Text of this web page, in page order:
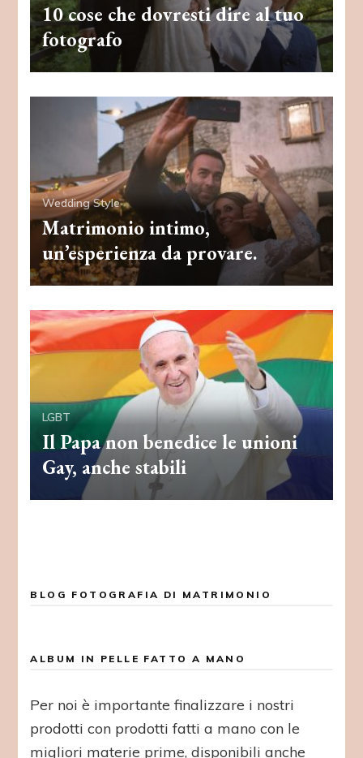
10 cose che dovresti dire al tuo
fotografo
Wedding Style
Matrimonio intimo,
un’esperienza da provare.
LGBT
Il Papa non benedice le unioni
Gay, anche stabili
BLOG FOTOGRAFIA DI MATRIMONIO
ALBUM IN PELLE FATTO A MANO
Per noi è importante finalizzare i nostri
prodotti con prodotti fatti a mano con le
migliori materie prime, disponibili anche